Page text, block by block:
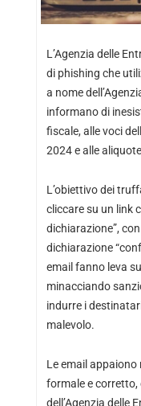
L’Agenzia delle
di phishing che
a nome
informano di
fiscale, alle voci
2024 e alle
L’obiettivo dei
cliccare su un link
dichiarazione”,
dichiarazione
email fanno leva
minacciando
indurre i
malevolo.
Le email
formale e corretto,
dell’Agenzia delle